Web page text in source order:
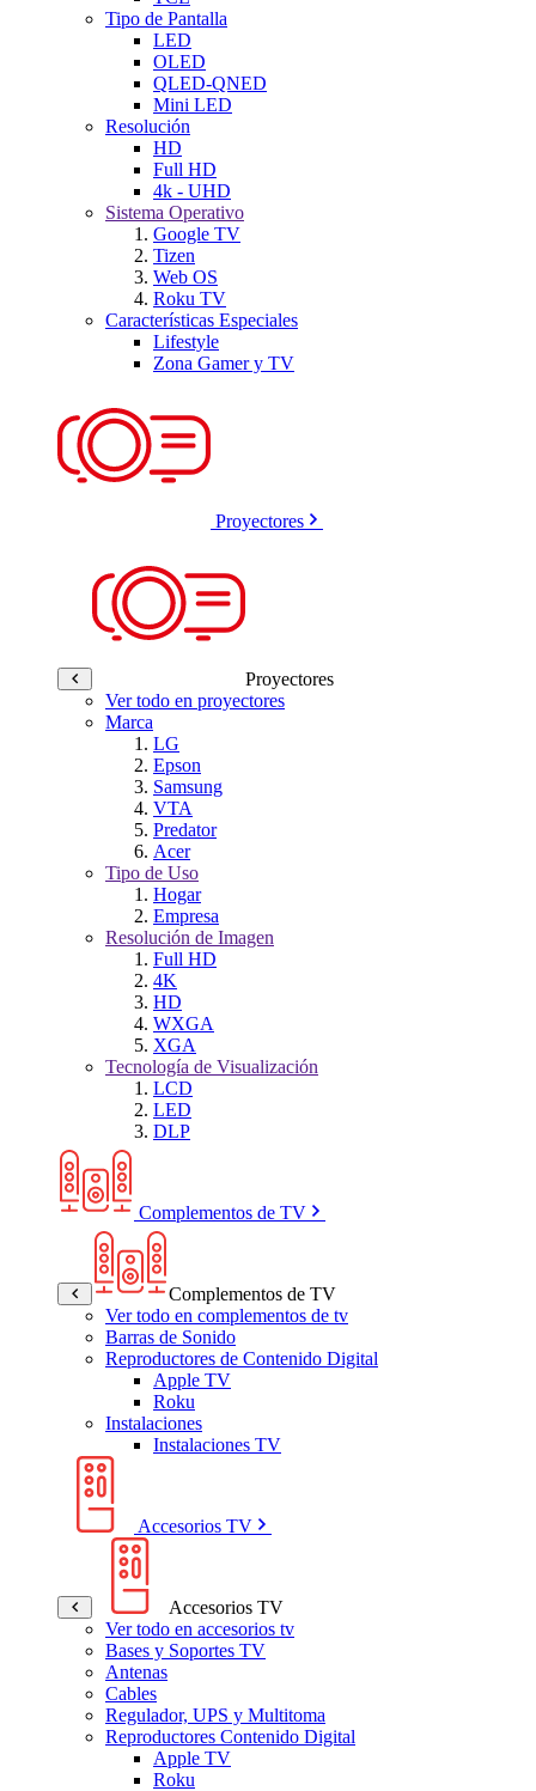
Tipo de Pantalla
LED
OLED
QLED-QNED
Mini LED
Resolución
HD
Full HD
4k - UHD
Sistema Operativo
Google TV
Tizen
Web OS
Roku TV
Características Especiales
Lifestyle
Zona Gamer y TV
Proyectores
Proyectores
Ver todo en proyectores
Marca
LG
Epson
Samsung
VTA
Predator
Acer
Tipo de Uso
Hogar
Empresa
Resolución de Imagen
Full HD
4K
HD
WXGA
XGA
Tecnología de Visualización
LCD
LED
DLP
Complementos de TV
Complementos de TV
Ver todo en complementos de tv
Barras de Sonido
Reproductores de Contenido Digital
Apple TV
Roku
Instalaciones
Instalaciones TV
Accesorios TV
Accesorios TV
Ver todo en accesorios tv
Bases y Soportes TV
Antenas
Cables
Regulador, UPS y Multitoma
Reproductores Contenido Digital
Apple TV
Roku